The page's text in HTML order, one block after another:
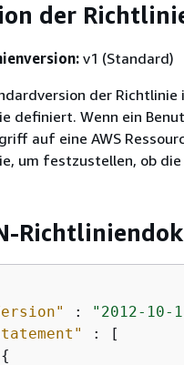
der
v1 (Standard)
der
definiert. Wenn ein
auf eine AWS
um festzustellen, ob
: "2012-10-
: [
{